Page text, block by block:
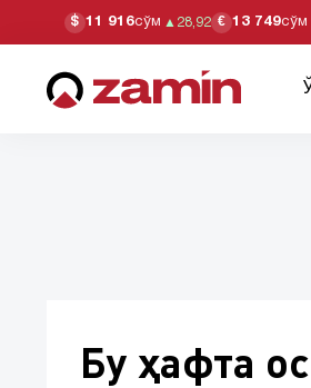
$ 11 916сўм ▲ 28,92 € 13 749сўм
Бу ҳафта